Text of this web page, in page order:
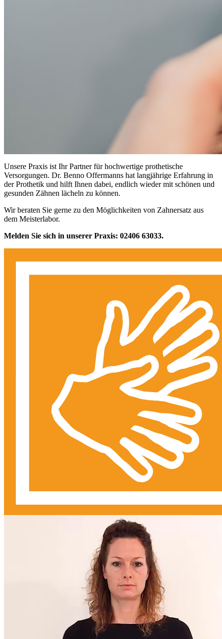
Unsere Praxis ist Ihr Partner für hochwertige prothetische
Versorgungen. Dr. Benno Offermanns hat langjährige Erfahrung in
der Prothetik und hilft Ihnen dabei, endlich wieder mit schönen und
gesunden Zähnen lächeln zu können.
Wir beraten Sie gerne zu den Möglichkeiten von Zahnersatz aus
dem Meisterlabor.
Melden Sie sich in unserer Praxis: 02406 63033.